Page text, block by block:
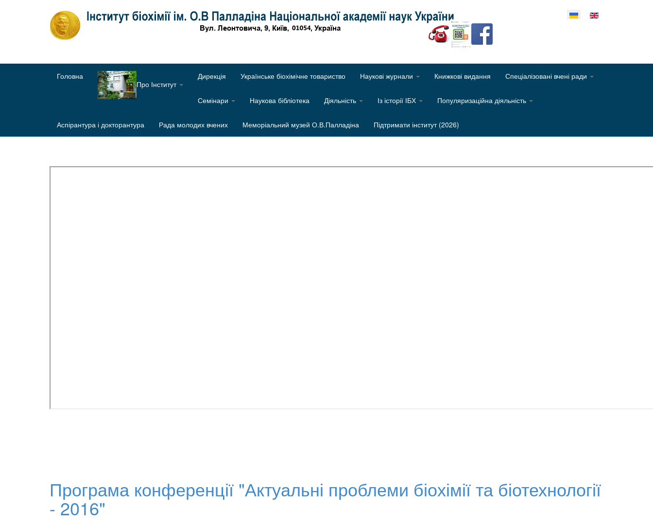
Оберіть свою мову
Головна
Про Інститут
Дирекція Українське біохімічне товариство Наукові журнали Книжкові видання Спеціалізовані вчені ради
Семінари Наукова бібліотека Діяльність Із історії ІБХ Популяризаційна діяльність
Аспірантура і докторантура Рада молодих вчених Меморіальний музей О.В.Палладіна Підтримати інститут (2026)
Програма конференції "Актуальні проблеми біохімії та біотехнології
- 2016"